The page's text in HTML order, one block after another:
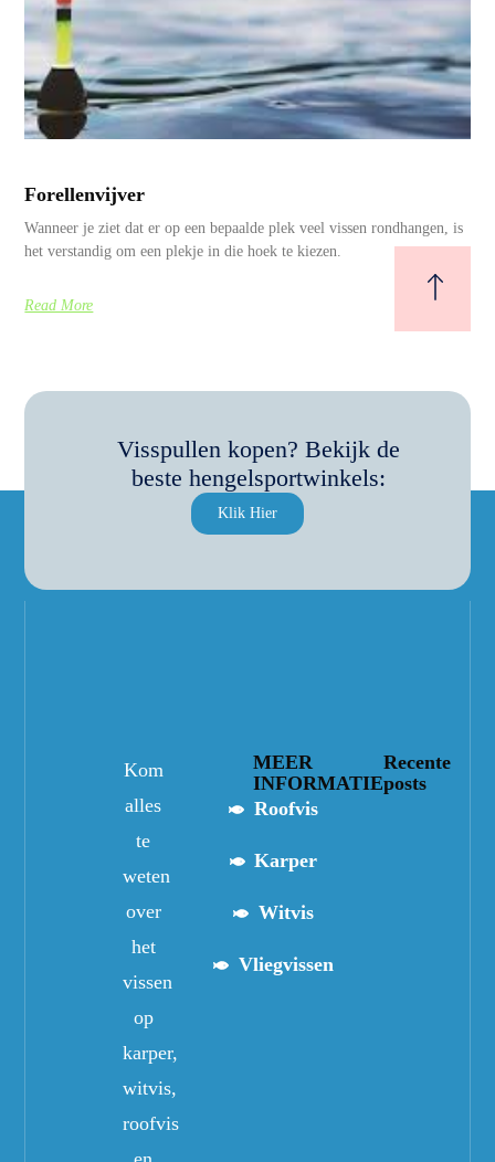
Forellenvijver
Wanneer je ziet dat er op een bepaalde plek veel vissen rondhangen, is
het verstandig om een plekje in die hoek te kiezen.
Read More
Visspullen kopen? Bekijk de
beste hengelsportwinkels:
Klik Hier
Kom
alles
te
weten
over
het
vissen
op
karper,
witvis,
roofvis
MEER
INFORMATIE
Roofvis
Karper
Witvis
Vliegvissen
Recente
posts